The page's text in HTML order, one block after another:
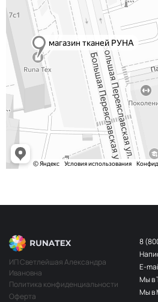
ИП Светлейшая Александра
Ивановна
Политика конфиденциальности
Оферта
8
E-
Мы в
Мы в